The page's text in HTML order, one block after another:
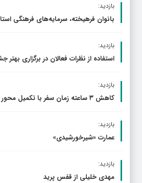
بازدید:
بانوان فرهیخته، سرمایه‌های فرهنگی
بازدید:
استفاده از نظرات فعالان در برگزاری بهتر
بازدید:
کاهش ۳ ساعته زمان سفر با تکمیل محور قزوین- الموت- تنکابن
بازدید:
عمارت «شیرخورشیدی»
بازدید:
مهدی خلیلی از قفس پرید